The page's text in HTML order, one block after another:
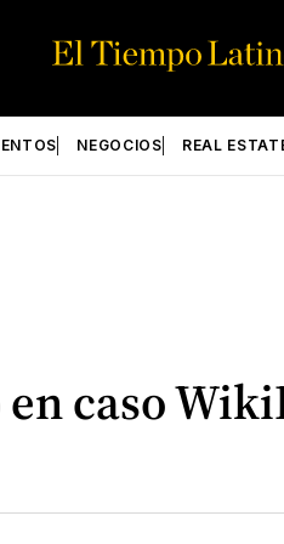
NEGOCIOS REAL
caso